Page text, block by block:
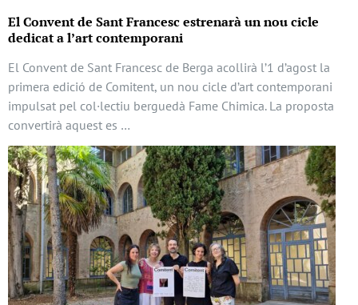
El Convent de Sant Francesc estrenarà un nou cicle
dedicat a l’art contemporani
El Convent de Sant Francesc de Berga acollirà l’1 d’agost la
primera edició de Comitent, un nou cicle d’art contemporani
impulsat pel col·lectiu berguedà Fame Chimica. La proposta
convertirà aquest es …